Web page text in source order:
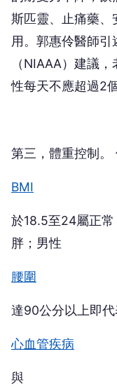
斯匹靈、止痛藥、
用。郭惠伶醫師
（NIAAA）建議
性每天不應超過2
第三，體重控制。
BMI
於18.5至24屬正
胖；男性
腰圍
達90公分以上即
心血管疾病
與